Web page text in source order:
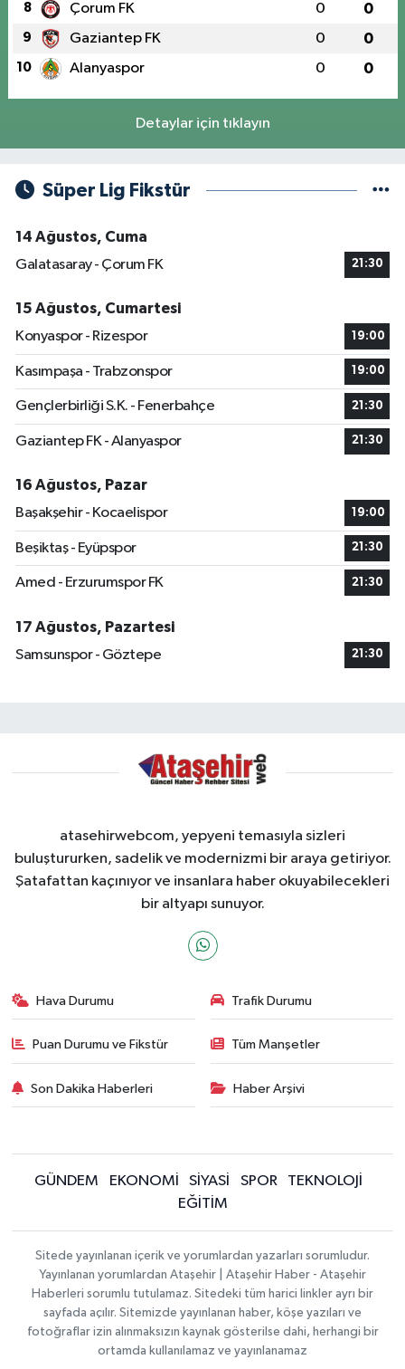
8 Çorum FK 0 0
9 Gaziantep FK 0 0
10 Alanyaspor 0 0
Detaylar için tıklayın
Süper Lig Fikstür
14 Ağustos, Cuma
Galatasaray - Çorum FK
21:30
15 Ağustos, Cumartesi
Konyaspor - Rizespor
19:00
Kasımpaşa - Trabzonspor 19:00
Gençlerbirliği S.K. - Fenerbahçe 21:30
Gaziantep FK - Alanyaspor 21:30
16 Ağustos, Pazar
Başakşehir - Kocaelispor
19:00
Beşiktaş - Eyüpspor 21:30
Amed - Erzurumspor FK 21:30
17 Ağustos, Pazartesi
Samsunspor - Göztepe
21:30
atasehirwebcom, yepyeni temasıyla sizleri
buluştururken, sadelik ve modernizmi bir araya getiriyor.
Şatafattan kaçınıyor ve insanlara haber okuyabilecekleri
bir altyapı sunuyor.
Hava Durumu Trafik Durumu
Puan Durumu ve Fikstür Tüm Manşetler
Son Dakika Haberleri Haber Arşivi
GÜNDEM EKONOMİ SİYASİ SPOR
TEKNOLOJİ
EĞİTİM
Sitede yayınlanan içerik ve yorumlardan yazarları sorumludur.
Yayınlanan yorumlardan Ataşehir | Ataşehir Haber - Ataşehir
Haberleri sorumlu tutulamaz. Sitedeki tüm harici linkler ayrı bir
sayfada açılır. Sitemizde yayınlanan haber, köşe yazıları ve
fotoğraflar izin alınmaksızın kaynak gösterilse dahi, herhangi bir
ortamda kullanılamaz ve yayınlanamaz